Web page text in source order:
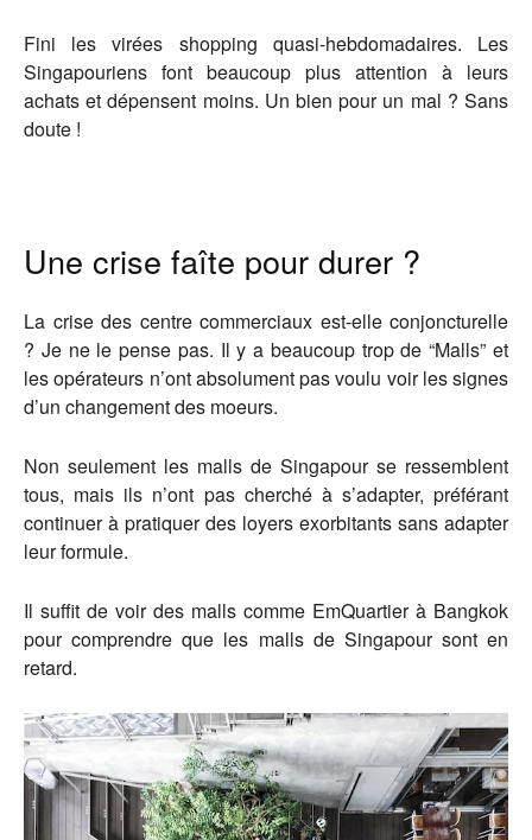
Fini les virées shopping quasi-hebdomadaires. Les
Singapouriens font beaucoup plus attention à leurs
achats et dépensent moins. Un bien pour un mal ? Sans
doute !
Une crise faîte pour durer ?
La crise des centre commerciaux est-elle conjoncturelle
? Je ne le pense pas. Il y a beaucoup trop de “Malls” et
les opérateurs n’ont absolument pas voulu voir les signes
d’un changement des moeurs.
Non seulement les malls de Singapour se ressemblent
tous, mais ils n’ont pas cherché à s’adapter, préférant
continuer à pratiquer des loyers exorbitants sans adapter
leur formule.
Il suffit de voir des malls comme EmQuartier à Bangkok
pour comprendre que les malls de Singapour sont en
retard.